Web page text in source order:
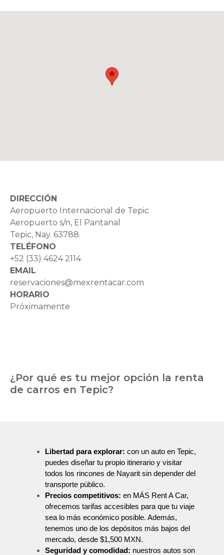
DIRECCIÓN
Aeropuerto Internacional de Tepic
Aeropuerto s/n, El Pantanal
Tepic, Nay. 63788.
TELÉFONO
+52 (33) 4624 2114
EMAIL
reservaciones@mexrentacar.com
HORARIO
Próximamente
¿Por qué es tu mejor opción la renta
de carros en Tepic?
Libertad para explorar: con un auto en Tepic,
puedes diseñar tu propio itinerario y visitar
todos los rincones de Nayarit sin depender del
transporte público.
Precios competitivos: en MÁS Rent A Car,
ofrecemos tarifas accesibles para que tu viaje
sea lo más económico posible. Además,
tenemos uno de los depósitos más bajos del
mercado, desde $1,500 MXN.
Seguridad y comodidad: nuestros autos son